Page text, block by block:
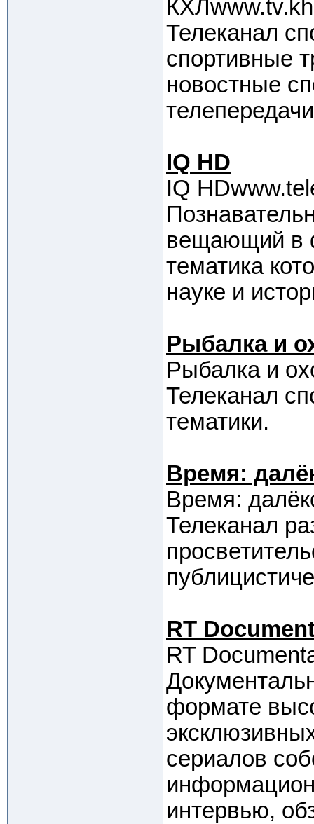
Телеканал
спортивные
новостные
IQ HD
IQ
вещающий в
тематика
науке и
Рыбалка и
Рыбалка и
Телеканал
тематики.
Время:
Время:
Телеканал
RT
RT
формате
сериалов
интервью,